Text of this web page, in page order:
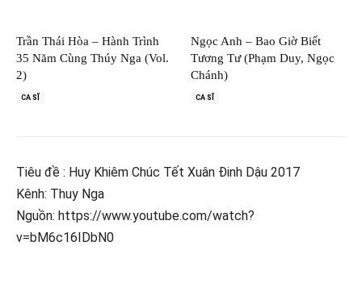
Trần Thái Hòa – Hành Trình
35 Năm Cùng Thúy Nga (Vol.
2)
CA SĨ
Ngọc Anh – Bao Giờ Biết
Tương Tư (Phạm Duy, Ngọc
Chánh)
CA SĨ
Tiêu đề : Huy Khiêm Chúc Tết Xuân Đinh Dậu 2017
Kênh: Thuy Nga
Nguồn: https://www.youtube.com/watch?
v=bM6c16IDbN0